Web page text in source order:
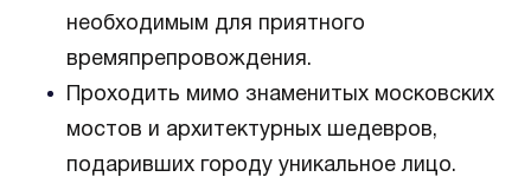
необходимым для приятного
времяпрепровождения.
Проходить мимо знаменитых московских
мостов и архитектурных шедевров,
подаривших городу уникальное лицо.